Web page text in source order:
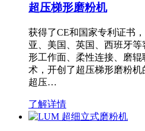
超压梯形磨粉机
获得了CE和国家专利证书
亚、美国、英国、西班牙
形工作面、柔性连接、磨
术，开创了超压梯形磨粉
超压…
了解详情